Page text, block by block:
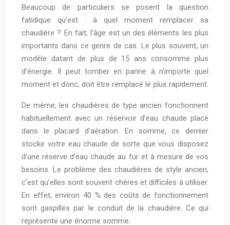
Beaucoup de particuliers se posent la question
fatidique qu’est : à quel moment remplacer sa
chaudière ? En fait, l’âge est un des éléments les plus
importants dans ce genre de cas. Le plus souvent, un
modèle datant de plus de 15 ans consomme plus
d’énergie. Il peut tomber en panne à n’importe quel
moment et donc, doit être remplacé le plus rapidement.
De même, les chaudières de type ancien fonctionnent
habituellement avec un réservoir d’eau chaude placé
dans le placard d’aération. En somme, ce dernier
stocke votre eau chaude de sorte que vous disposez
d’une réserve d’eau chaude au fur et à mesure de vos
besoins. Le problème des chaudières de style ancien,
c’est qu’elles sont souvent chères et difficiles à utiliser.
En effet, environ 40 % des coûts de fonctionnement
sont gaspillés par le conduit de la chaudière. Ce qui
représente une énorme somme.